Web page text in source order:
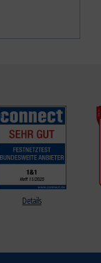
Details